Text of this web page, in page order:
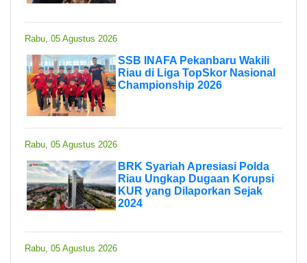
Rabu, 05 Agustus 2026
SSB INAFA Pekanbaru Wakili
Riau di Liga TopSkor Nasional
Championship 2026
Rabu, 05 Agustus 2026
BRK Syariah Apresiasi Polda
Riau Ungkap Dugaan Korupsi
KUR yang Dilaporkan Sejak
2024
Rabu, 05 Agustus 2026